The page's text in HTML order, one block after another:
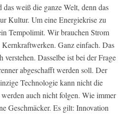
weiß die ganze Welt, denn das
Kultur. Um eine Energiekrise zu
Tempolimit. Wir brauchen Strom
Ganz einfach. Das
Dasselbe ist bei der Frage
abgeschafft werden soll. Der
Technologie kann nicht die
auch nicht folgen. Wie immer
Geschmäcker. Es gilt: Innovation